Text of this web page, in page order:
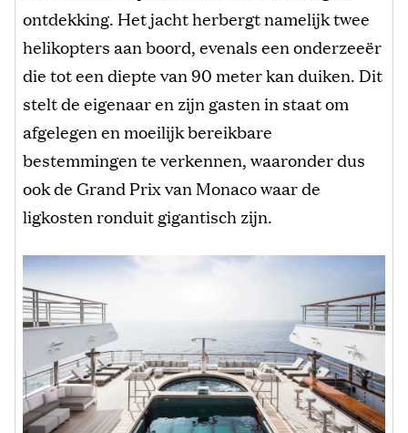
ontdekking. Het jacht herbergt namelijk twee
helikopters aan boord, evenals een onderzeeër
die tot een diepte van 90 meter kan duiken. Dit
stelt de eigenaar en zijn gasten in staat om
afgelegen en moeilijk bereikbare
bestemmingen te verkennen, waaronder dus
ook de Grand Prix van Monaco waar de
ligkosten ronduit gigantisch zijn.